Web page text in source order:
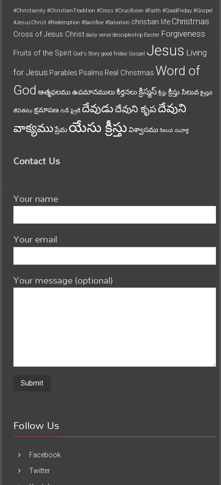
#Christianity #ChristianTradition #Cross #Crucifixion #Faith #GoodFriday #Gospel
#JesusChrist #Redemption #Sacrifice #Salvation christian life Christmas
Cross of Jesus Christ daily verse descipleship Easter Forgiveness
Fruits of the Spirit God's Story good friday Gospel Jesus Living
for Jesus Parables Psalms Real Christmas Word of
God ఆత్మఫలముఉపమానములుకీర్తనలుక్రిస్మస్ క్రీస్తు క్రీస్తు సిలువ క్రైస్తవ
జీవితము క్షమాపణ గుడ్ ఫ్రైడే దేవుడుదేవుని కృపదేవుని
వాక్యముప్రేమ యేసు క్రీస్తు విశ్వాసము సిలువ సువార్త
Contact Us
Your name
Your email
Your message (optional)
Follow Us
Facebook
Twitter